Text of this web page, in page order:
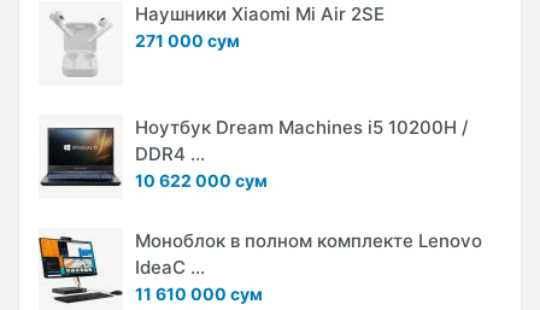
Наушники Xiaomi Mi Air 2SE
271 000 сум
Ноутбук Dream Machines i5 10200H /
DDR4 ...
10 622 000 сум
Моноблок в полном комплекте Lenovo
IdeaC ...
11 610 000 сум